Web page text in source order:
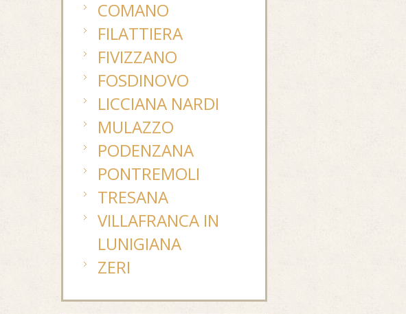
COMANO
FILATTIERA
FIVIZZANO
FOSDINOVO
LICCIANA NARDI
MULAZZO
PODENZANA
PONTREMOLI
TRESANA
VILLAFRANCA IN
LUNIGIANA
ZERI